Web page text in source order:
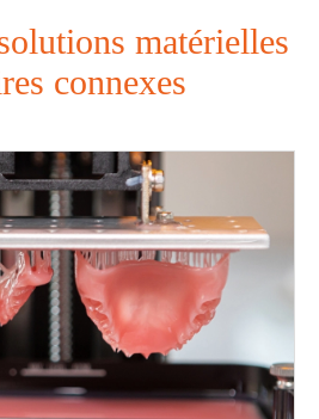
matérielles
connexes